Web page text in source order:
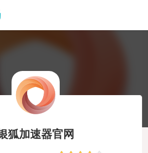
狐加速器官网